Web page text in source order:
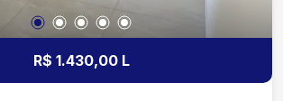
R$ 1.430,00 L